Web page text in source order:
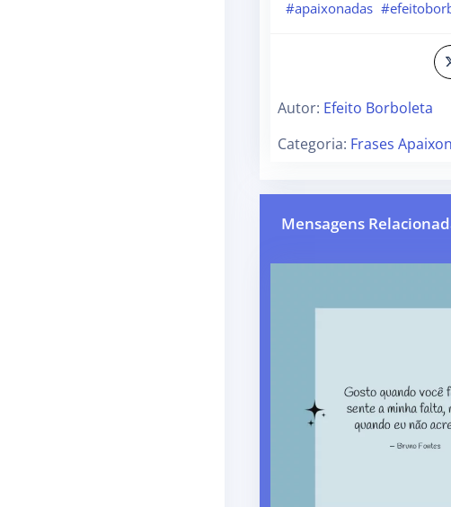
#apaixonadas
Autor: Efeito Borboleta
Categoria: Frases
Mensagens